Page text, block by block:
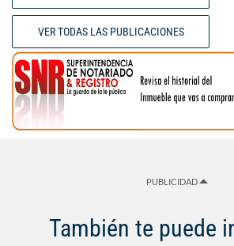
VER TODAS LAS PUBLICACIONES
PUBLICIDAD
También te puede